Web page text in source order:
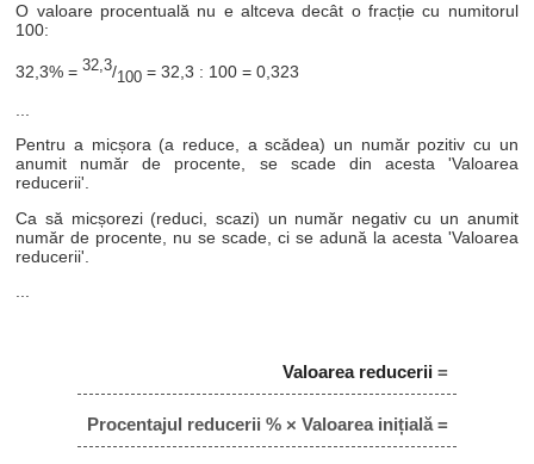
O valoare procentuală nu e altceva decât o fracție cu numitorul
100:
32,3% =32,3/100 = 32,3 : 100 = 0,323
...
Pentru a micșora (a reduce, a scădea) un număr pozitiv cu un
anumit număr de procente, se scade din acesta 'Valoarea
reducerii'.
Ca să micșorezi (reduci, scazi) un număr negativ cu un anumit
număr de procente, nu se scade, ci se adună la acesta 'Valoarea
reducerii'.
Valoarea reducerii=
Procentajul reducerii % × Valoarea inițială =